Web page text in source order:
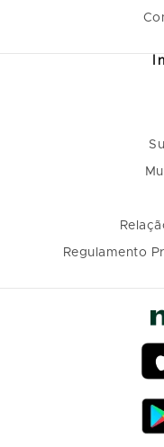
Regulamento